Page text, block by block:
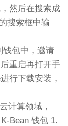
然后在搜索成
搜索框中输
钱包中，邀请
重启再打开手
行下载安装，
计算领域，
Bean 钱包 1.